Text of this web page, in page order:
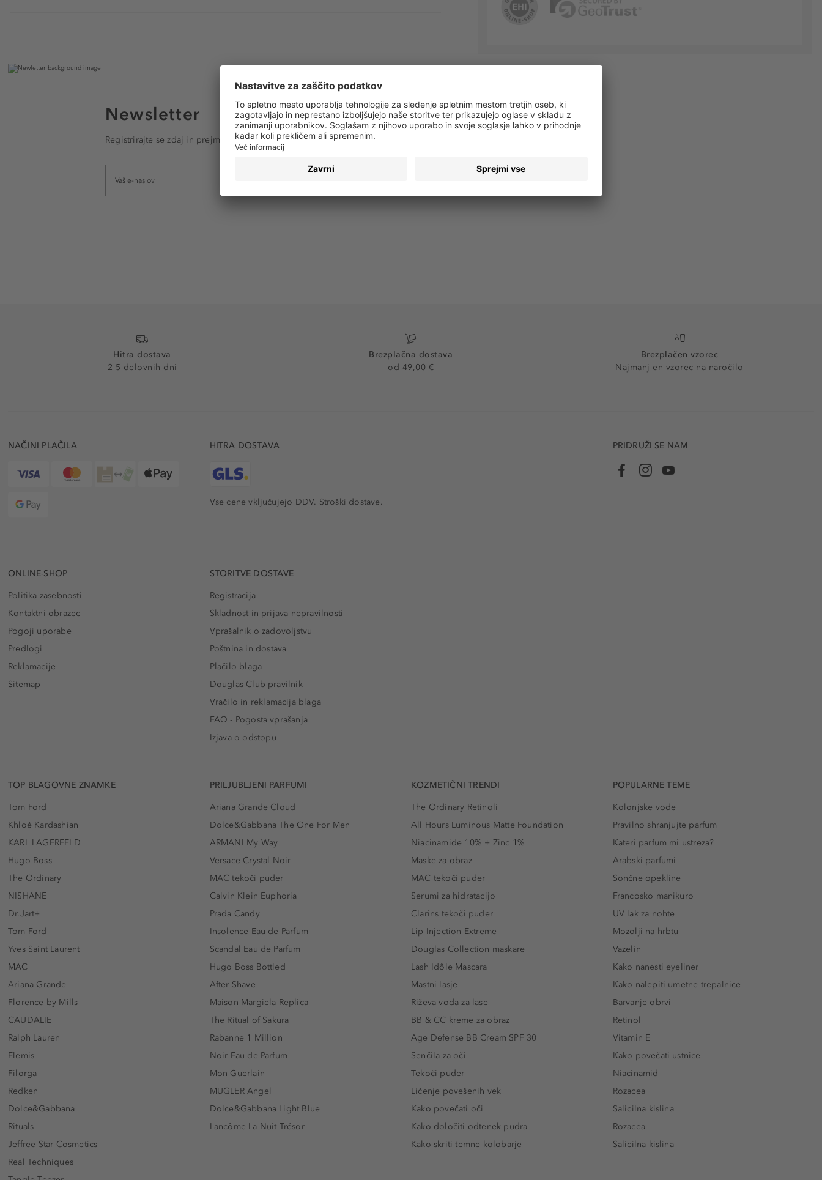
Newsletter
Registrirajte se zdaj in prejmite e-poštna obvestila o vseh trendih in ponudbah!
Hitra dostava
2-5 delovnih dni
Brezplačna dostava
od 49,00 €
Brezplačen vzorec
Najmanj en vzorec na naročilo
NAČINI PLAČILA HITRA DOSTAVA
Vse cene vključujejo DDV. Stroški dostave.
PRIDRUŽI SE NAM
ONLINE-SHOP
Politika zasebnosti
Kontaktni obrazec
Pogoji uporabe
Predlogi
Reklamacije
Sitemap
STORITVE DOSTAVE
Registracija
Skladnost in prijava nepravilnosti
Vprašalnik o zadovoljstvu
Poštnina in dostava
Plačilo blaga
Douglas Club pravilnik
Vračilo in reklamacija blaga
FAQ - Pogosta vprašanja
Izjava o odstopu
TOP BLAGOVNE ZNAMKE
Tom Ford
Khloé Kardashian
KARL LAGERFELD
Hugo Boss
The Ordinary
NISHANE
Dr.Jart+
Tom Ford
Yves Saint Laurent
MAC
Ariana Grande
Florence by Mills
CAUDALIE
Ralph Lauren
Elemis
Filorga
Redken
Dolce&Gabbana
Rituals
Jeffree Star Cosmetics
Real Techniques
PRILJUBLJENI PARFUMI
Ariana Grande Cloud
Dolce&Gabbana The One For Men
ARMANI My Way
Versace Crystal Noir
MAC tekoči puder
Calvin Klein Euphoria
Prada Candy
Insolence Eau de Parfum
Scandal Eau de Parfum
Hugo Boss Bottled
After Shave
Maison Margiela Replica
The Ritual of Sakura
Rabanne 1 Million
Noir Eau de Parfum
Mon Guerlain
MUGLER Angel
Dolce&Gabbana Light Blue
Lancôme La Nuit Trésor
KOZMETIČNI TRENDI
The Ordinary Retinoli
All Hours Luminous Matte Foundation
Niacinamide 10% + Zinc 1%
Maske za obraz
MAC tekoči puder
Serumi za hidratacijo
Clarins tekoči puder
Lip Injection Extreme
Douglas Collection maskare
Lash Idôle Mascara
Mastni lasje
Riževa voda za lase
BB & CC kreme za obraz
Age Defense BB Cream SPF 30
Senčila za oči
Tekoči puder
Ličenje povešenih vek
Kako povečati oči
Kako določiti odtenek pudra
Kako skriti temne kolobarje
POPULARNE TEME
Kolonjske vode
Pravilno shranjujte parfum
Kateri parfum mi ustreza?
Arabski parfumi
Sončne opekline
Francosko manikuro
UV lak za nohte
Mozolji na hrbtu
Vazelin
Kako nanesti eyeliner
Kako nalepiti umetne trepalnice
Barvanje obrvi
Retinol
Vitamin E
Kako povečati ustnice
Niacinamid
Rozacea
Salicilna kislina
Rozacea
Salicilna kislina